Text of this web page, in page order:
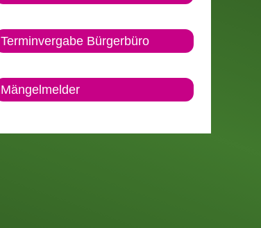
Terminvergabe Bürgerbüro
Mängelmelder